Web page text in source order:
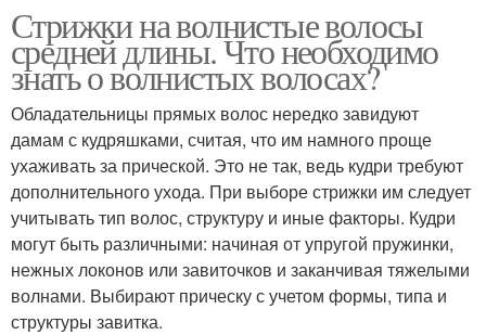
Стрижки на волнистые волосы
средней длины. Что необходимо
знать о волнистых волосах?
Обладательницы прямых волос нередко завидуют
дамам с кудряшками, считая, что им намного проще
ухаживать за прической. Это не так, ведь кудри требуют
дополнительного ухода. При выборе стрижки им следует
учитывать тип волос, структуру и иные факторы. Кудри
могут быть различными: начиная от упругой пружинки,
нежных локонов или завиточков и заканчивая тяжелыми
волнами. Выбирают прическу с учетом формы, типа и
структуры завитка.